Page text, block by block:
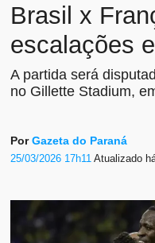
Brasil x
escalações
A partida será
no Gillette Stadium,
PorGazeta do Paraná
25/03/2026 17h11Atualizado